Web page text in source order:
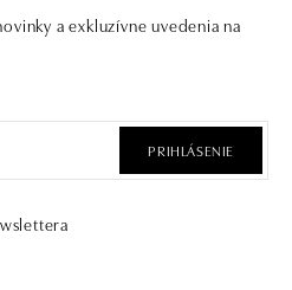
a exkluzívne uvedenia na
PRIHLÁSENIE